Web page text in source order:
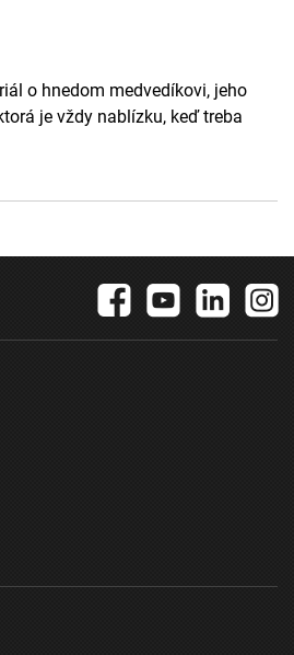
o hnedom medvedíkovi, jeho
je vždy nablízku, keď treba